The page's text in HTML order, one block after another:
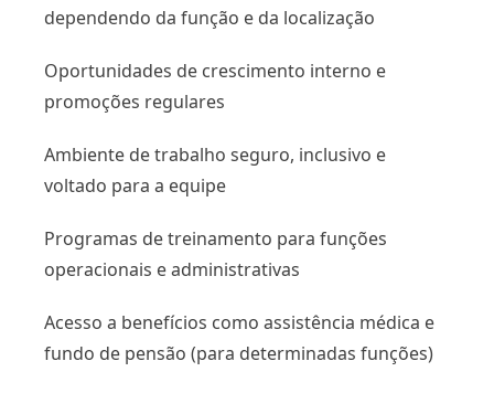
dependendo da função e da localização
Oportunidades de crescimento interno e
promoções regulares
Ambiente de trabalho seguro, inclusivo e
voltado para a equipe
Programas de treinamento para funções
operacionais e administrativas
Acesso a benefícios como assistência médica e
fundo de pensão (para determinadas funções)